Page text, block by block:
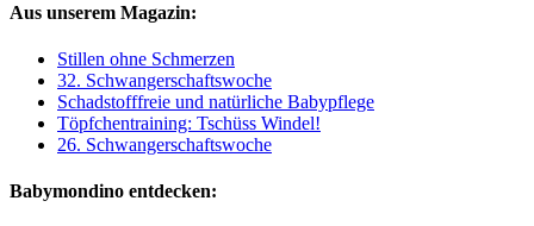
Aus unserem Magazin:
Stillen ohne Schmerzen
32. Schwangerschaftswoche
Schadstofffreie und natürliche Babypflege
Töpfchentraining: Tschüss Windel!
26. Schwangerschaftswoche
Babymondino entdecken: